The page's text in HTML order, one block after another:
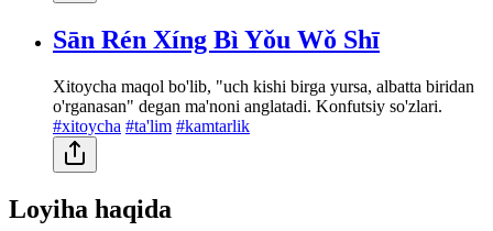
Sān Rén Xíng Bì Yǒu Wǒ Shī
Xitoycha maqol bo'lib, "uch kishi birga yursa, albatta biridan
o'rganasan" degan ma'noni anglatadi. Konfutsiy so'zlari.
#xitoycha #ta'lim #kamtarlik
Loyiha haqida